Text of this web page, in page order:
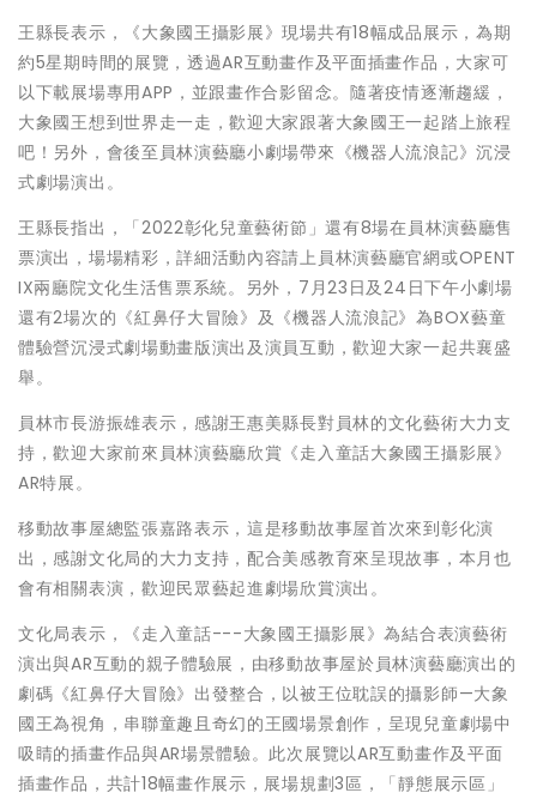
王縣長表示，《大象國王攝影展》現場共有18幅成品展示，為期
約5星期時間的展覽，透過AR互動畫作及平面插畫作品，大家可
以下載展場專用APP，並跟畫作合影留念。隨著疫情逐漸趨緩，
大象國王想到世界走一走，歡迎大家跟著大象國王一起踏上旅程
吧！另外，會後至員林演藝廳小劇場帶來《機器人流浪記》沉浸
式劇場演出。
王縣長指出，「2022彰化兒童藝術節」還有8場在員林演藝廳售
票演出，場場精彩，詳細活動內容請上員林演藝廳官網或OPENT
IX兩廳院文化生活售票系統。另外，7月23日及24日下午小劇場
還有2場次的《紅鼻仔大冒險》及《機器人流浪記》為BOX藝童
體驗營沉浸式劇場動畫版演出及演員互動，歡迎大家一起共襄盛
舉。
員林市長游振雄表示，感謝王惠美縣長對員林的文化藝術大力支
持，歡迎大家前來員林演藝廳欣賞《走入童話大象國王攝影展》
AR特展。
移動故事屋總監張嘉路表示，這是移動故事屋首次來到彰化演
出，感謝文化局的大力支持，配合美感教育來呈現故事，本月也
會有相關表演，歡迎民眾藝起進劇場欣賞演出。
文化局表示，《走入童話---大象國王攝影展》為結合表演藝術
演出與AR互動的親子體驗展，由移動故事屋於員林演藝廳演出的
劇碼《紅鼻仔大冒險》出發整合，以被王位耽誤的攝影師—大象
國王為視角，串聯童趣且奇幻的王國場景創作，呈現兒童劇場中
吸睛的插畫作品與AR場景體驗。此次展覽以AR互動畫作及平面
插畫作品，共計18幅畫作展示，展場規劃3區，「靜態展示區」